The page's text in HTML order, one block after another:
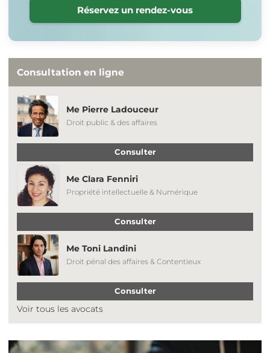
Réservez un rendez-vous
Consultation en ligne
Me Pierre Ladouceur
Droit public & des affaires
Consulter
Me Clara Fenniri
Propriété intellectuelle & Numérique
Consulter
Me Toni Landini
Droit pénal des affaires & Contentieux
Consulter
Voir tous les avocats